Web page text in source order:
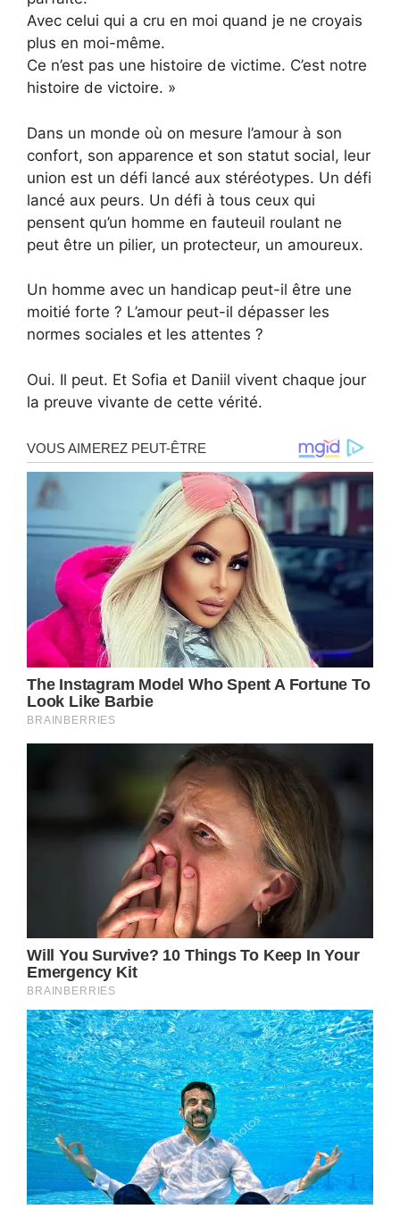
Avec celui qui a cru en moi quand je ne croyais
plus en moi-même.
Ce n’est pas une histoire de victime. C’est notre
histoire de victoire. »
Dans un monde où on mesure l’amour à son
confort, son apparence et son statut social, leur
union est un défi lancé aux stéréotypes. Un défi
lancé aux peurs. Un défi à tous ceux qui
pensent qu’un homme en fauteuil roulant ne
peut être un pilier, un protecteur, un amoureux.
Un homme avec un handicap peut-il être une
moitié forte ? L’amour peut-il dépasser les
normes sociales et les attentes ?
Oui. Il peut. Et Sofia et Daniil vivent chaque jour
la preuve vivante de cette vérité.